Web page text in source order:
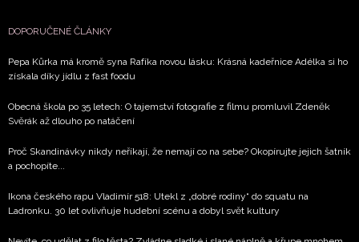
DOPORUČENÉ ČLÁNKY
Pepa Kůrka má kromě syna Rafíka novou lásku: Krásná kadeřnice Adélka si ho
získala díky jídlu z fast foodu
Obecná škola po 35 letech: O tajemství fotografie z filmu promluvil Zdeněk
Svěrák až dlouho po natáčení
Proč Skandinávky nikdy neříkají, že nemají co na sebe? Okopírujte jejich šatník
a pochopíte...
Ikona českého rapu Vladimír 518: Utekl z „dobré rodiny“ do squatu na
Ladronku. 30 let ovlivňuje hudební scénu a dobyl svět kultury